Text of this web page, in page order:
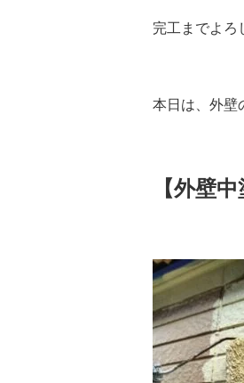
完工までよろ
本日は、外壁
【外壁中